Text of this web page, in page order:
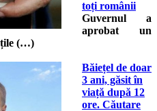
toți românii
Guvernul a
aprobat un
(…)
Băiețel de doar
3 ani, găsit în
viață după 12
ore. Căutare